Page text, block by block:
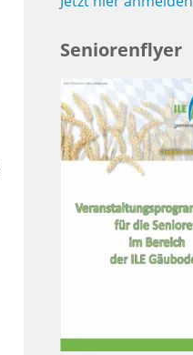
Seniorenflyer